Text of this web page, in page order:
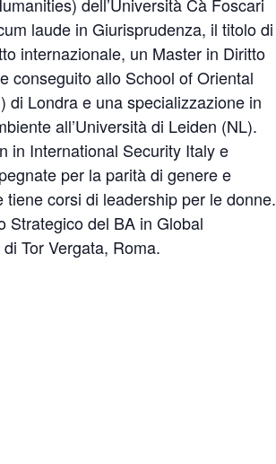
laude in Giurisprudenza, il titolo di
internazionale, un Master in Diritto
conseguito allo School of Oriental
di Londra e una specializzazione in
all’Università di Leiden (NL).
in International Security Italy e
per la parità di genere e
tiene corsi di leadership per le donne.
Strategico del BA in Global
Tor Vergata, Roma.